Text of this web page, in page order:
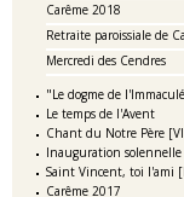
Carême 2018
Retraite paroissiale de
Mercredi des Cendres
"Le dogme de
Le temps de l'Avent
Chant du Notre Père
Inauguration
Saint Vincent, toi l'ami
Carême 2017